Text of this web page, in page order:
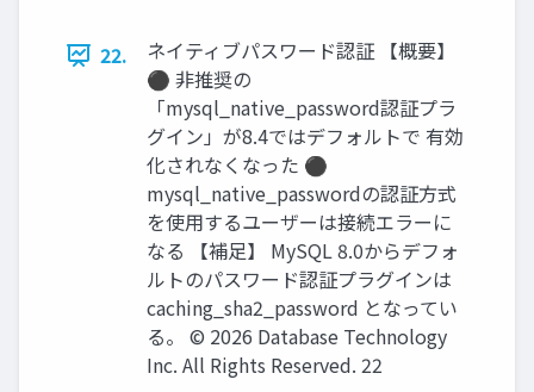
22.
ネイティブパスワード認証 【概要】
⚫ 非推奨の
「mysql_native_password認証プラ
グイン」が8.4ではデフォルトで 有効
化されなくなった ⚫
mysql_native_passwordの認証方式
を使用するユーザーは接続エラーに
なる 【補足】 MySQL 8.0からデフォ
ルトのパスワード認証プラグインは
caching_sha2_password となってい
る。 © 2026 Database Technology
Inc. All Rights Reserved. 22